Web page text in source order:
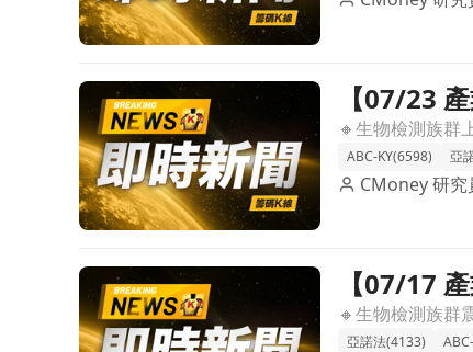
前往【07/23 產業即時新聞】生物檢測族群盤中
【07/23
準醫療前景
ABC-KY(6598)
亞
CMoney 研究
前往【07/17 產業即時新聞】生物檢測類股盤中升
【07/17
聚焦個股
亞諾法(4133)